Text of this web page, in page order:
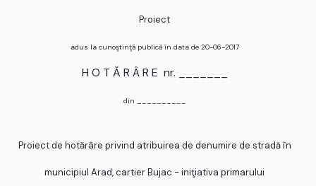
Proiect
adus la cunoştinţă publică în data de 20-06-2017
H O T Ă R Â R E nr. _______
din __________
Proiect de hotărâre privind atribuirea de denumire de stradă în
municipiul Arad, cartier Bujac - iniţiativa primarului